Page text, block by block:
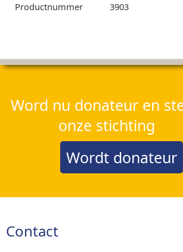
Productnummer
3903
Word nu donateur en
onze stichting
Wordt donateur
Contact